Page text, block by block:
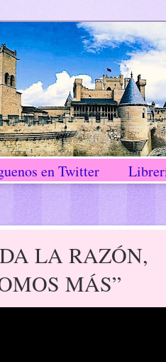
en Twitter
LA RAZÓN,
MÁS”